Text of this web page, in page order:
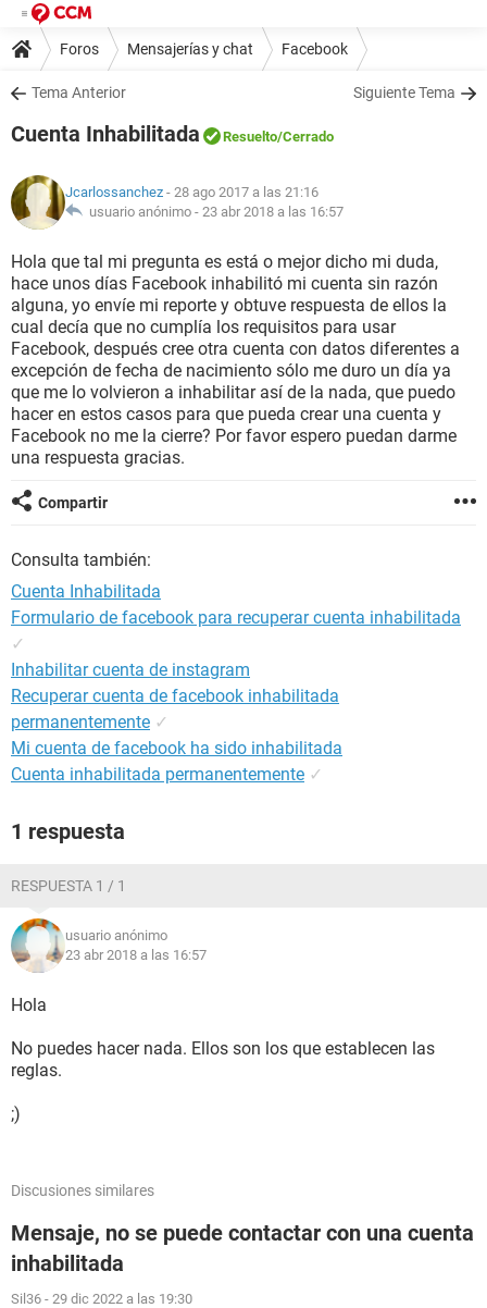
Foros Mensajerías y chat Facebook
Tema Anterior Siguiente Tema
Cuenta Inhabilitada Resuelto/Cerrado
Jcarlossanchez - 28 ago 2017 a las 21:16
usuario anónimo - 23 abr 2018 a las 16:57
Hola que tal mi pregunta es está o mejor dicho mi duda,
hace unos días Facebook inhabilitó mi cuenta sin razón
alguna, yo envíe mi reporte y obtuve respuesta de ellos la
cual decía que no cumplía los requisitos para usar
Facebook, después cree otra cuenta con datos diferentes a
excepción de fecha de nacimiento sólo me duro un día ya
que me lo volvieron a inhabilitar así de la nada, que puedo
hacer en estos casos para que pueda crear una cuenta y
Facebook no me la cierre? Por favor espero puedan darme
una respuesta gracias.
Compartir
Consulta también:
Cuenta Inhabilitada
Formulario de facebook para recuperar cuenta inhabilitada
✓
Inhabilitar cuenta de instagram
Recuperar cuenta de facebook inhabilitada
permanentemente ✓
Mi cuenta de facebook ha sido inhabilitada
Cuenta inhabilitada permanentemente ✓
1 respuesta
RESPUESTA 1 / 1
usuario anónimo
23 abr 2018 a las 16:57
Hola
No puedes hacer nada. Ellos son los que establecen las
reglas.
;)
Discusiones similares
Mensaje, no se puede contactar con una cuenta
inhabilitada
Sil36 - 29 dic 2022 a las 19:30